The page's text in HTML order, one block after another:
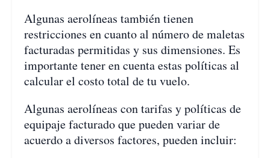
Algunas aerolíneas también tienen
restricciones en cuanto al número de maletas
facturadas permitidas y sus dimensiones. Es
importante tener en cuenta estas políticas al
calcular el costo total de tu vuelo.
Algunas aerolíneas con tarifas y políticas de
equipaje facturado que pueden variar de
acuerdo a diversos factores, pueden incluir: